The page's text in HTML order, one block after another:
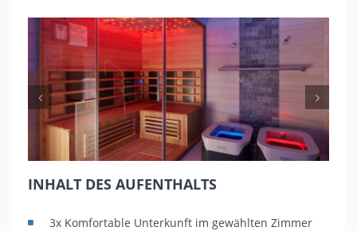
Previous
INHALT DES AUFENTHALTS
3x Komfortable Unterkunft im gewählten Zimmer